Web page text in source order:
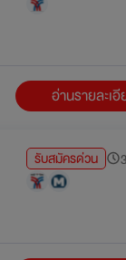
อ่านรายละเ
รับสมัครด่วน